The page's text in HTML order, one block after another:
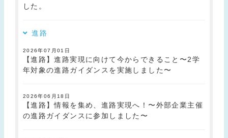
した。
進路
2026年07月01日
【進路】進路実現に向けて今からできること〜2学
年対象の進路ガイダンスを実施しました〜
2026年06月18日
【進路】情報を集め、進路実現へ！〜外部企業主催
の進路ガイダンスに参加しました〜